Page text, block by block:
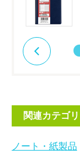
関連カテゴリ
ノート・紙製品